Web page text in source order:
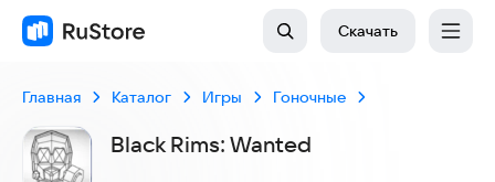
Скачать
Главная Каталог Игры Гоночные
Black Rims: Wanted